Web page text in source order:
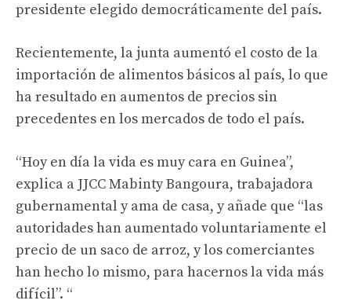
presidente elegido democráticamente del país.
Recientemente, la junta aumentó el costo de la
importación de alimentos básicos al país, lo que
ha resultado en aumentos de precios sin
precedentes en los mercados de todo el país.
“Hoy en día la vida es muy cara en Guinea”,
explica a JJCC Mabinty Bangoura, trabajadora
gubernamental y ama de casa, y añade que “las
autoridades han aumentado voluntariamente el
precio de un saco de arroz, y los comerciantes
han hecho lo mismo, para hacernos la vida más
difícil”. “